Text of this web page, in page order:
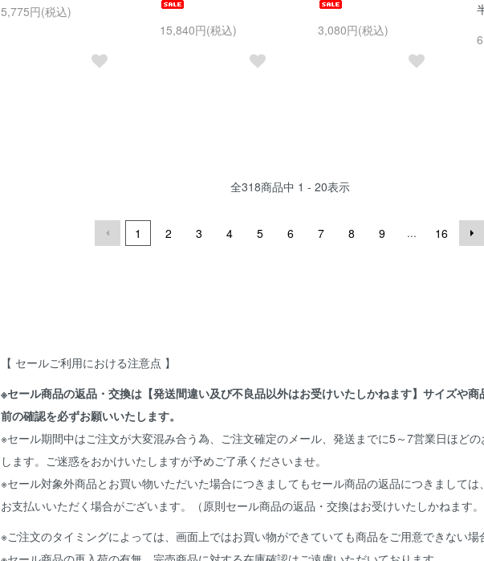
5,775円(税込)
15,840円(税込) 3,080円(税込)
全318商品中 1 - 20表示
1 2 3 4 5 6 7 8 9 ... 16
【 セールご利用における注意点 】
※セール商品の返品・交換は【発送間違い及び不良品以外はお受けいたしかねます】サイズや商
前の確認を必ずお願いいたします。
※セール期間中はご注文が大変混み合う為、ご注文確定のメール、発送までに5～7営業日ほど
します。ご迷惑をおかけいたしますが予めご了承くださいませ。
※セール対象外商品とお買い物いただいた場合につきましてもセール商品の返品につきましては
お支払いいただく場合がございます。（原則セール商品の返品・交換はお受けいたしかねます。
※ご注文のタイミングによっては、画面上ではお買い物ができていても商品をご用意できない場